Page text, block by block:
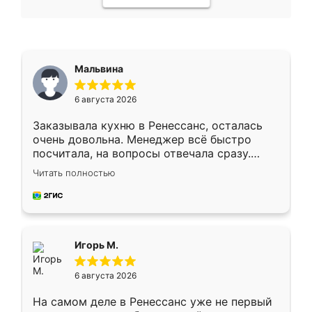
Мальвина
6 августа 2026
Заказывала кухню в Ренессанс, осталась
очень довольна. Менеджер всё быстро
посчитала, на вопросы отвечала сразу.
Замерщик приехал в субботу, подошёл к
делу со всей ответственностью. Собрали
за день, ребята работали аккуратно, даже
Читать полностью
Игорь М.
6 августа 2026
На самом деле в Ренессанс уже не первый